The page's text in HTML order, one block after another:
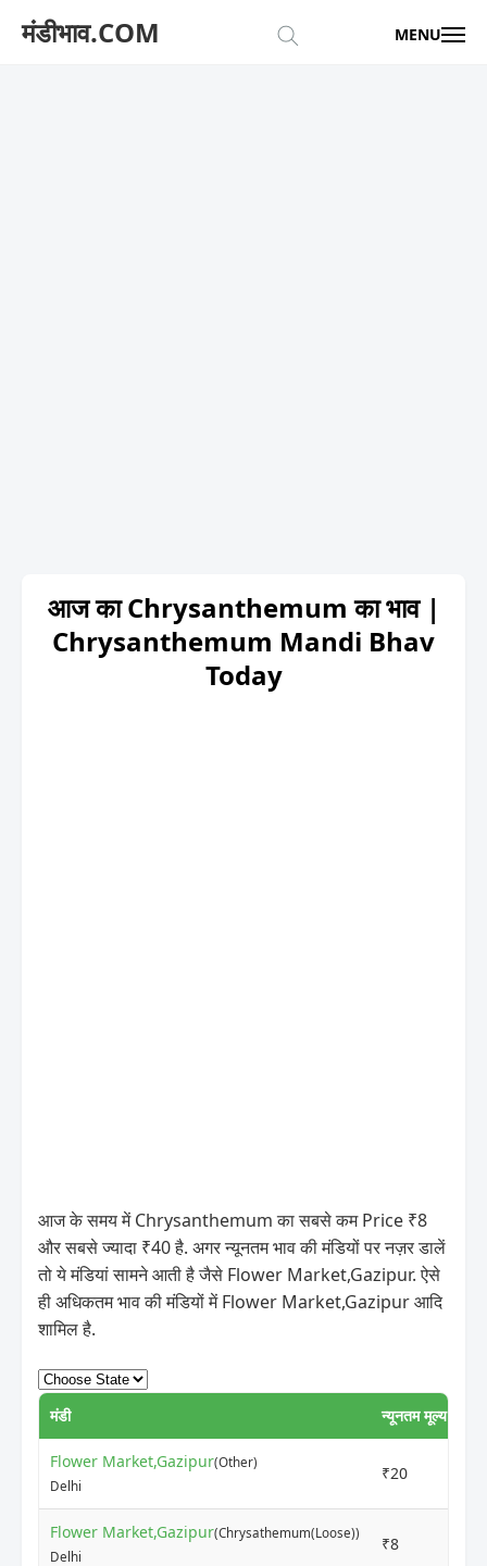
मंडीभाव.COM MENU
आज का Chrysanthemum का भाव |
Chrysanthemum Mandi Bhav
Today
आज के समय में Chrysanthemum का सबसे कम Price ₹8
और सबसे ज्यादा ₹40 है. अगर न्यूनतम भाव की मंडियों पर नज़र डालें
तो ये मंडियां सामने आती है जैसे Flower Market,Gazipur. ऐसे
ही अधिकतम भाव की मंडियों में Flower Market,Gazipur आदि
शामिल है.
मंडी न्यूनतम मूल्य
Flower Market,Gazipur(Other)
Delhi
₹20
Flower Market,Gazipur(Chrysathemum(Loose))
Delhi
₹8